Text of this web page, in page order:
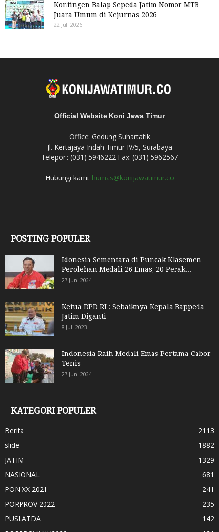
Kontingen Balap Sepeda Jatim Nomor MTB
Juara Umum di Kejurnas 2026
22 Juli 2026
Official Website Koni Jawa Timur
Office: Gedung Suhartatik
Jl. Kertajaya Indah Timur IV/5, Surabaya
Telepon: (031) 5946222 Fax: (031) 5962567
Hubungi kami: humas@konijawatimur.co
POSTING POPULER
Idonesia Sementara di Puncak Klasemen
Perolehan Medali 26 Emas, 20 Perak...
27 Juni 2024
Ketua DPD RI : Sebaiknya Kepala Bappeda
Jatim Diganti
8 Juli 2023
Indonesia Raih Medali Emas Pertama Cabor
Tenis
27 Juni 2024
KATEGORI POPULER
Berita
2113
slide
1882
JATIM
1329
NASIONAL
681
PON XX 2021
241
PORPROV 2022
235
PUSLATDA
142